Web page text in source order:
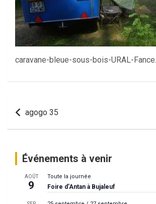
caravane-bleue-sous-bois-URAL-
Navigation
agogo 35
Événements à venir
AOÛT
9
Toute la journée
Foire d’Antan à Bujaleuf